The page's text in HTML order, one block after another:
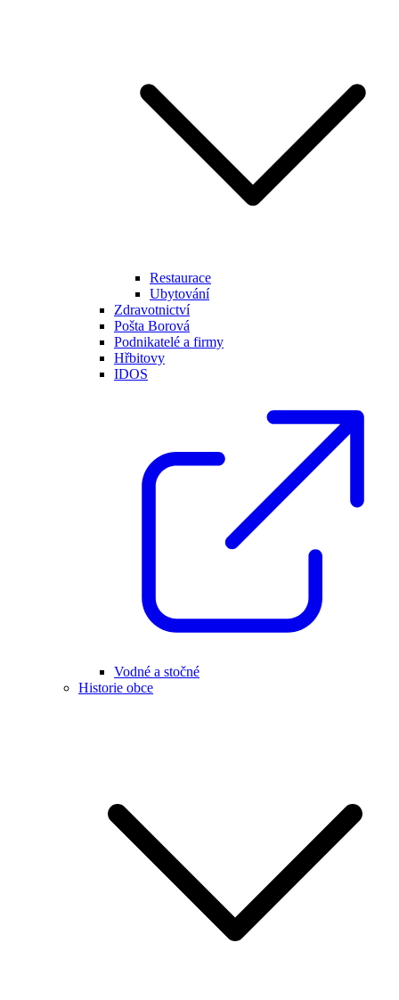
Restaurace
Ubytování
Zdravotnictví
Pošta Borová
Podnikatelé a firmy
Hřbitovy
IDOS
Vodné a stočné
Historie obce